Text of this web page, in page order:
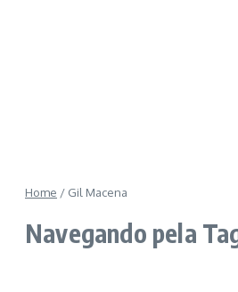
Home / Gil Macena
Navegando pela